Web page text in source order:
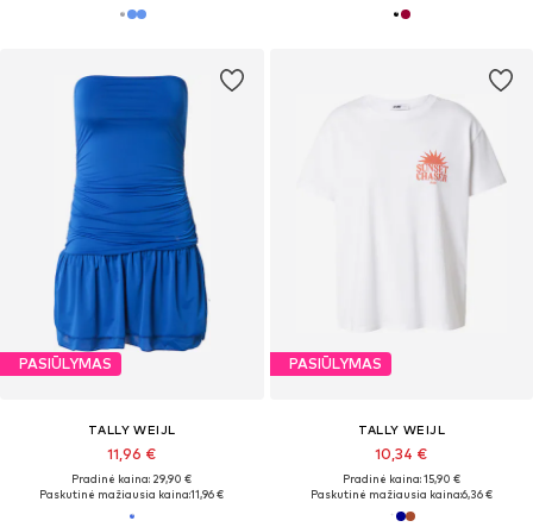
PASIŪLYMAS
TALLY WEIJL
11,96 €
Pradinė kaina: 29,90 €
Paskutinė mažiausia kaina:11,96 €
PASIŪLYMAS
TALLY WEIJL
10,34 €
Pradinė kaina: 15,90 €
Paskutinė mažiausia kaina:6,36 €